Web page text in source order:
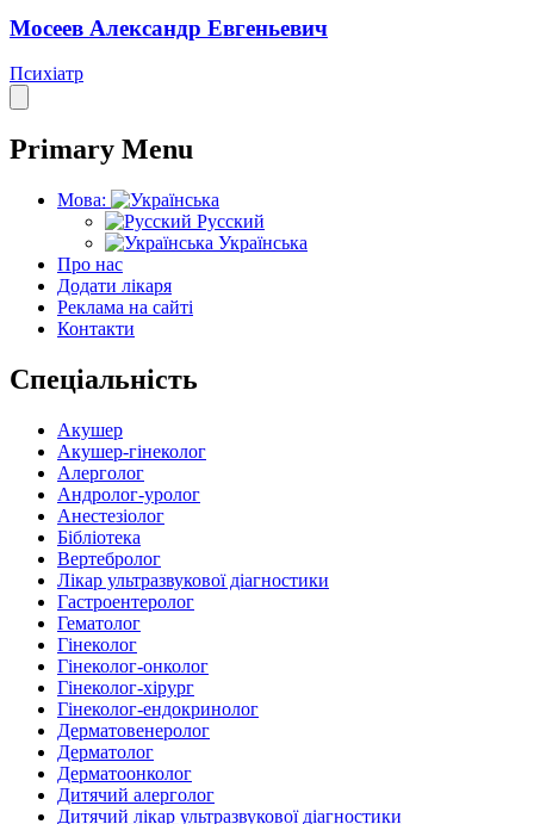
Мосеев Александр Евгеньевич
Психіатр
Primary Menu
Мова:
Русский
Українська
Про нас
Додати лікаря
Реклама на сайті
Контакти
Спеціальність
Акушер
Акушер-гінеколог
Алерголог
Андролог-уролог
Анестезіолог
Бібліотека
Вертебролог
Лікар ультразвукової діагностики
Гастроентеролог
Гематолог
Гінеколог
Гінеколог-онколог
Гінеколог-хірург
Гінеколог-ендокринолог
Дерматовенеролог
Дерматолог
Дерматоонколог
Дитячий алерголог
Дитячий лікар ультразвукової діагностики